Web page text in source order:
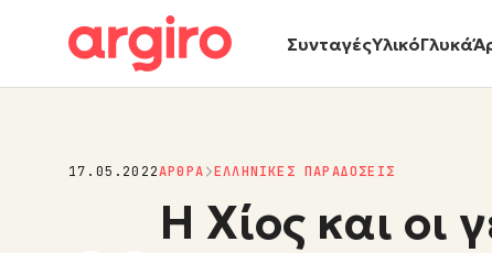
ΣυνταγέςΥλικόΓλυκά
17.05.2022ΑΡΘΡΑ ΕΛΛΗΝΙΚΕΣ ΠΑΡΑΔΟΣΕΙΣ
Η Χίος και οι